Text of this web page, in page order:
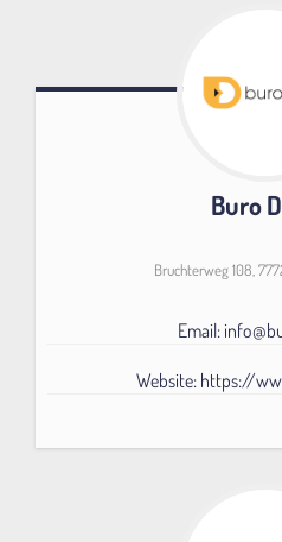
Buro
Bruchterweg 108,
Email:
Website: https://